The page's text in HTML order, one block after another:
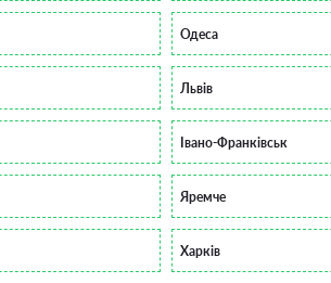
Одеса
Львів
Івано-Франківськ
Яремче
Харків